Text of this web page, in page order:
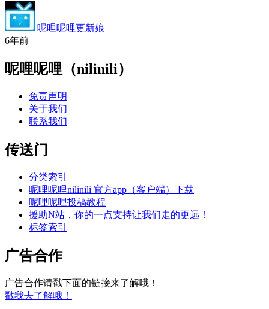
呢哩呢哩更新娘
6年前
呢哩呢哩（nilinili）
免责声明
关于我们
联系我们
传送门
分类索引
呢哩呢哩nilinili 官方app（客户端）下载
呢哩呢哩投稿教程
援助N站，你的一点支持让我们走的更远！
标签索引
广告合作
广告合作请戳下面的链接来了解哦！
戳我去了解哦！